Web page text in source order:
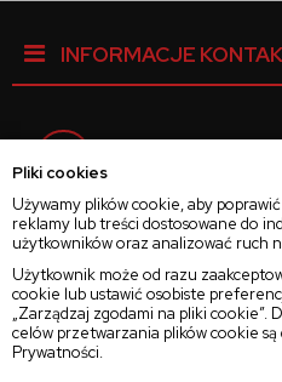
Pliki cookies
Używamy plików cookie, aby
reklamy lub treści dostosowane do
użytkowników oraz analizować ruch
Użytkownik może od razu
cookie lub ustawić osobiste
„Zarządzaj zgodami na pliki
celów przetwarzania plików cookie są
Prywatności.
INFORMACJE
Instagram
Twitter